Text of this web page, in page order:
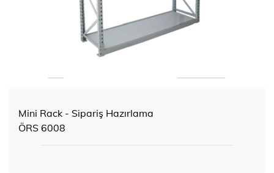
Mini Rack - Sipariş Hazırlama
ÖRS 6008